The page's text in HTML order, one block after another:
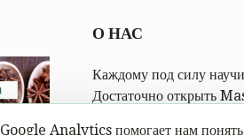
О НАС
Каждому под силу
Достаточно открыть
Google Analytics помогает нам